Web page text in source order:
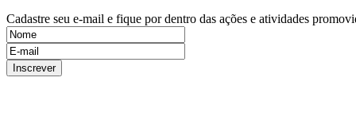
Cadastre seu e-mail e fique por dentro das ações e atividades